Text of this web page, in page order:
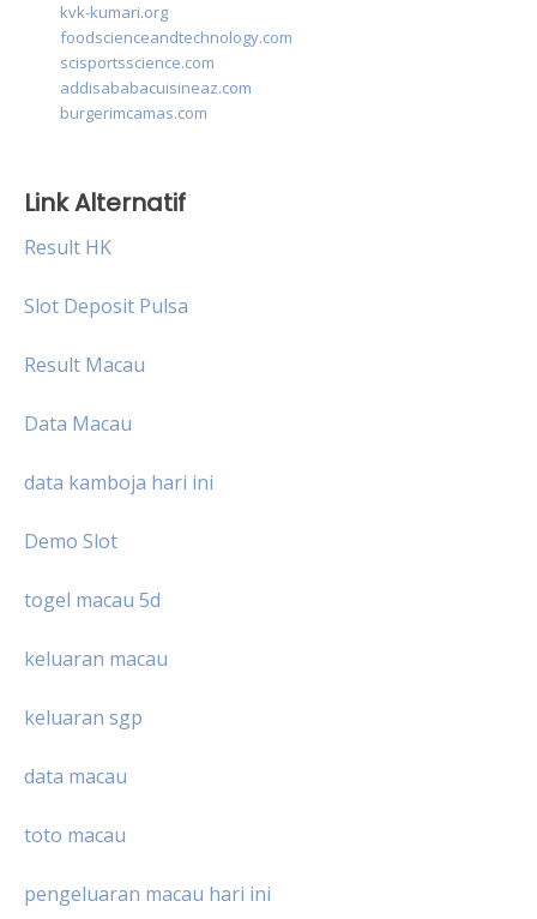
kvk-kumari.org
foodscienceandtechnology.com
scisportsscience.com
addisababacuisineaz.com
burgerimcamas.com
Link Alternatif
Result HK
Slot Deposit Pulsa
Result Macau
Data Macau
data kamboja hari ini
Demo Slot
togel macau 5d
keluaran macau
keluaran sgp
data macau
toto macau
pengeluaran macau hari ini